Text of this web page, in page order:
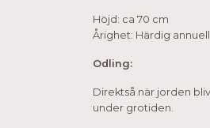
Höjd: ca 70 cm
Årighet: Härdig annuell
Odling:
Direktså när jorden
under grotiden.